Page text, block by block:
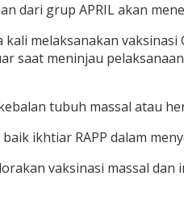
dari grup APRIL akan
kali melaksanakan
saat meninjau
tubuh massal atau
ikhtiar RAPP dalam
vaksinasi massal